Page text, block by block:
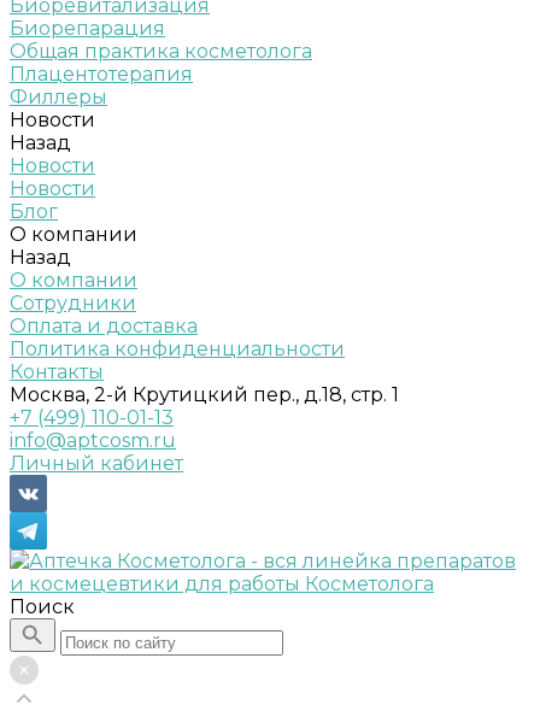
Биоревитализация
Биорепарация
Общая практика косметолога
Плацентотерапия
Филлеры
Новости
Назад
Новости
Новости
Блог
О компании
Назад
О компании
Сотрудники
Оплата и доставка
Политика конфиденциальности
Контакты
Москва, 2-й Крутицкий пер., д.18, стр. 1
+7 (499) 110-01-13
info@aptcosm.ru
Личный кабинет
Поиск